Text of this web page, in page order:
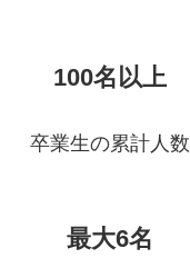
100名以上
卒業生の累計人数
最大6名